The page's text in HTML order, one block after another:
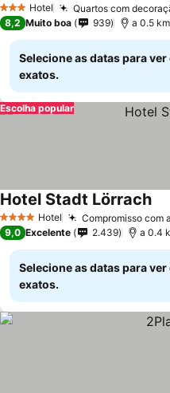
3 EstrelasHotel Quartos com
8,2 Muito boa 939 a 0.5
Selecione as datas para
exatos.
Escolha popular
4 EstrelasHotel Compromisso com
Hotel Stadt Lörrach
9,0 Excelente 2.439 a 0.4
Selecione as datas para
exatos.